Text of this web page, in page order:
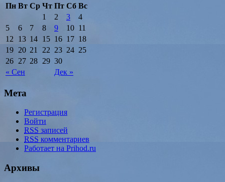
Пн Вт Ср Чт Пт Сб Вс
« Сен Дек »
1 2 3
4
5
6 7 8 9 10 11
12
13 14 15 16 17 18
19 20 21 22 23 24 25
26 27 28 29 30
Мета
Регистрация
Войти
RSS записей
RSS комментариев
Работает на Prihod.ru
Архивы